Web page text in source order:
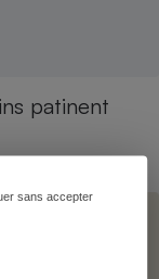
sans accepter
patinent